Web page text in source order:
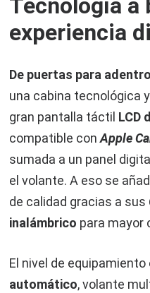
Tecnología a
experiencia
De puertas para adentro
una cabina tecnológica
gran pantalla táctil LCD
compatible conApple
sumada a un panel
el volante. A eso se
de calidad gracias a sus
inalámbrico para mayor
El nivel de equipamiento
automático, volante